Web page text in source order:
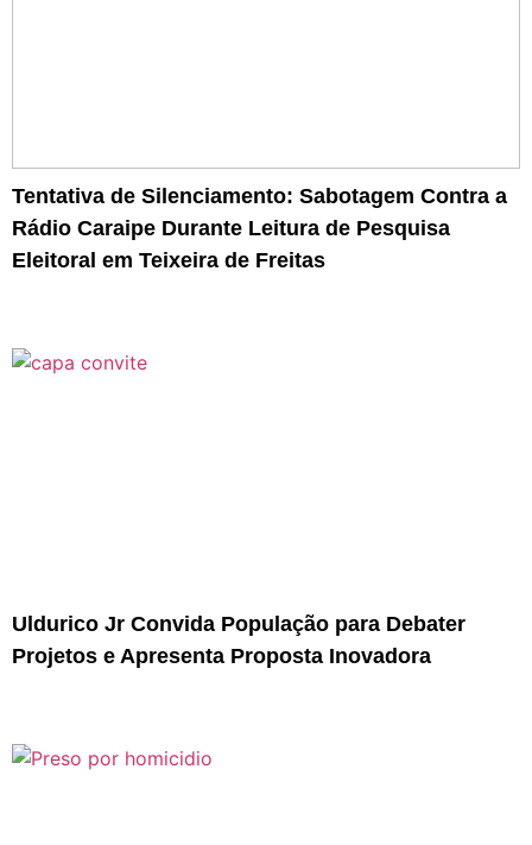
Tentativa de Silenciamento: Sabotagem Contra a
Rádio Caraipe Durante Leitura de Pesquisa
Eleitoral em Teixeira de Freitas
Uldurico Jr Convida População para Debater
Projetos e Apresenta Proposta Inovadora